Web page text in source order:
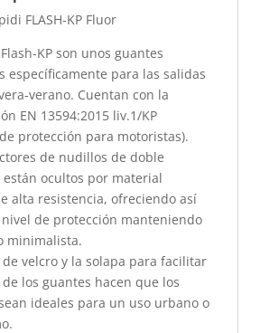
FLASH-KP Fluor
Flash-KP son unos guantes
específicamente para las salidas
verano. Cuentan con la
EN 13594:2015 liv.1/KP
protección para motoristas).
de nudillos de doble
ocultos por material
alta resistencia, ofreciendo así
de protección manteniendo
minimalista.
de velcro y la solapa para facilitar
los guantes hacen que los
ideales para un uso urbano o